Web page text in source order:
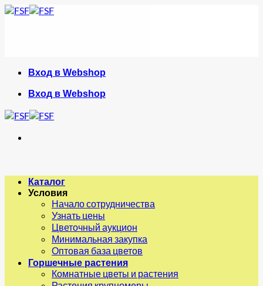
Skip
Вход в Webshop
Вход в Webshop
Каталог
Условия
Начало сотрудничества
Узнать цены
Цветочный аукцион
Минимальная закупка
Оптовая база цветов
Горшечные растения
Комнатные цветы и растения